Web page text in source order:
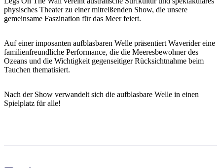
Sign
up
physisches Theater zu einer mitreißenden Show, die unsere
gemeinsame Faszination für das Meer feiert.
Auf einer imposanten aufblasbaren Welle präsentiert Waverider eine
familienfreundliche Performance, die die Meeresbewohner des
Ozeans und die Wichtigkeit gegenseitiger Rücksichtnahme beim
Tauchen thematisiert.
Nach der Show verwandelt sich die aufblasbare Welle in einen
Spielplatz für alle!